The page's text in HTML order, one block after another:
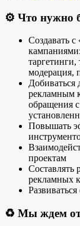
⚙️ Что нужно
Создавать
модерация,
Добиваться
рекламным
обращения
Повышать
проектам
Составлять
рекламных
♻️ Мы ждем